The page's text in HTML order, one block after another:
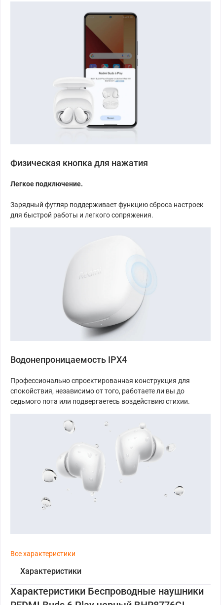
Физическая кнопка для нажатия
Легкое подключение.
Зарядный футляр поддерживает функцию сброса настроек
для быстрой работы и легкого сопряжения.
Водонепроницаемость IPX4
Профессионально спроектированная конструкция для
спокойствия, независимо от того, работаете ли вы до
седьмого пота или подвергаетесь воздействию стихии.
Все характеристики
Характеристики
Характеристики Беспроводные наушники